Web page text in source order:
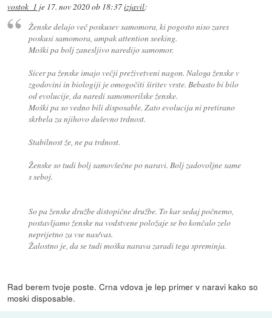
vostok_1 je 17. nov 2020 ob 18:37izjavil:
Ženske delajo več poskusev samomora, ki pogosto niso zares
poskusi samomora, ampak attention seeking.
Moški pa bolj zanesljivo naredijo samomor.
Sicer pa ženske imajo večji preživetveni nagon. Naloga ženske v
zgodovini in biologiji je omogočiti širitev vrste. Bebasto bi bilo
od evolucije, da naredi samomorilske ženske.
Moški pa so vedno bili disposable. Zato evolucija ni pretirano
skrbela za njihovo duševno trdnost.
Stabilnost že, ne pa trdnost.
Ženske so tudi bolj samovšečne po naravi. Bolj zadovoljne same
s seboj.
So pa ženske družbe distopične družbe. To kar sedaj počnemo,
postavljamo ženske na vodstvene položaje se bo končalo zelo
neprijetno za vse nas/vas.
Žalostno je, da se tudi moška narava zaradi tega spreminja.
Rad berem tvoje poste. Crna vdova je lep primer v naravi kako so
moski disposable.